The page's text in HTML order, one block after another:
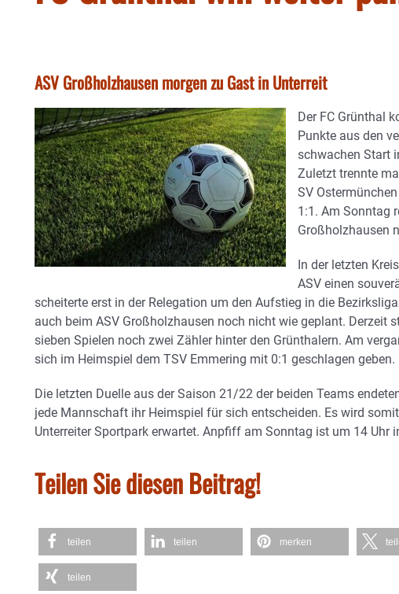
ASV Großholzhausen morgen zu Gast in Unterreit
Der FC Grünthal
Punkte aus den
schwachen Start
Zuletzt trennte
SV
1:1. Am Sonntag
Großholzhausen
In der letzten
ASV einen
scheiterte erst in der Relegation um den Aufstieg in die
auch beim ASV Großholzhausen noch nicht wie geplant. Derzeit
sieben Spielen noch zwei Zähler hinter den Grünthalern. Am
sich im Heimspiel dem TSV Emmering mit 0:1 geschlagen geben.
Die letzten Duelle aus der Saison 21/22 der beiden Teams
jede Mannschaft ihr Heimspiel für sich entscheiden. Es wird
Unterreiter Sportpark erwartet. Anpfiff am Sonntag ist um 14 Uhr
Teilen Sie diesen Beitrag!
teilen teilen merken
teilen